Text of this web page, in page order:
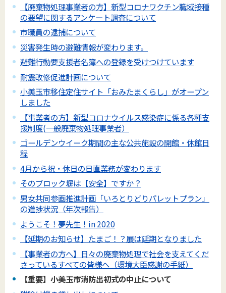
【廃棄物処理事業者の方】新型コロナワクチン職域接種
の要望に関するアンケート調査について
市職員の逮捕について
災害発生時の避難情報が変わります。
避難行動要支援者名簿への登録を受けつけています
耐震改修促進計画について
小美玉市移住定住サイト「おみたまくらし」がオープン
しました
【事業者の方】新型コロナウイルス感染症に係る各種支
援制度(一般廃棄物処理事業者）
ゴールデンウイーク期間の主な公共施設の開館・休館日
程
4月から祝・休日の日直業務が変わります
そのブロック塀は【安全】ですか？
男女共同参画推進計画「いろとりどりパレットプラン」
の進捗状況（年次報告）
ようこそ！夢先生！in 2020
【延期のお知らせ】たまご！？展は延期となりました
【事業者の方へ】日々の廃棄物処理で社会を支えてくだ
さっているすべての皆様へ（環境大臣感謝の手紙）
【重要】小美玉市消防出初式の中止について